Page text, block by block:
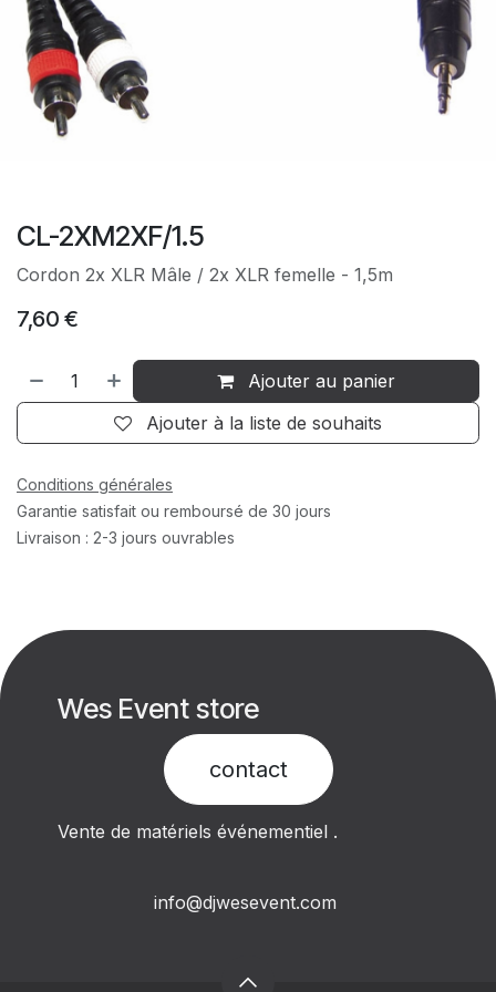
CL-2XM2XF/1.5
Cordon 2x XLR Mâle / 2x XLR femelle - 1,5m
7,60 €
Ajouter au panier
Ajouter à la liste de souhaits
Conditions générales
Garantie satisfait ou remboursé de 30 jours
Livraison : 2-3 jours ouvrables
Wes Event store
contact​
Vente de matériels événementiel .
info@djwesevent.com